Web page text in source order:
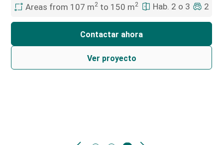
Areas from 107 m2to 150 m2 Hab. 2 o 3 2
Contactar ahora
Ver proyecto